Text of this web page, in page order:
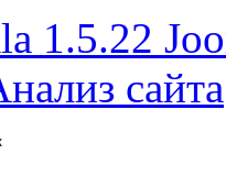
1.5.22
сайта